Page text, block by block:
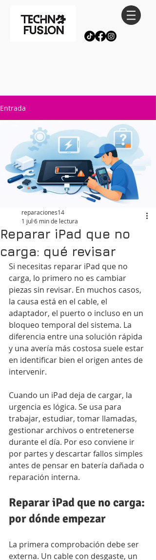
Entrada
Reparar iPad que no
carga: qué revisar
reparaciones14
1 jul 6 min de lectura
Si necesitas reparar iPad que no
carga, lo primero no es cambiar
piezas sin revisar. En muchos casos,
la causa está en el cable, el
adaptador, el puerto o incluso en un
bloqueo temporal del sistema. La
diferencia entre una solución rápida
y una avería más costosa suele estar
en identificar bien el origen antes de
intervenir.
Cuando un iPad deja de cargar, la
urgencia es lógica. Se usa para
trabajar, estudiar, tomar llamadas,
gestionar archivos o entretenerse
durante el día. Por eso conviene ir
por partes y descartar fallos simples
antes de pensar en batería dañada o
reparación interna.
Reparar iPad que no carga:
por dónde empezar
La primera comprobación debe ser
externa. Un cable con desgaste, un